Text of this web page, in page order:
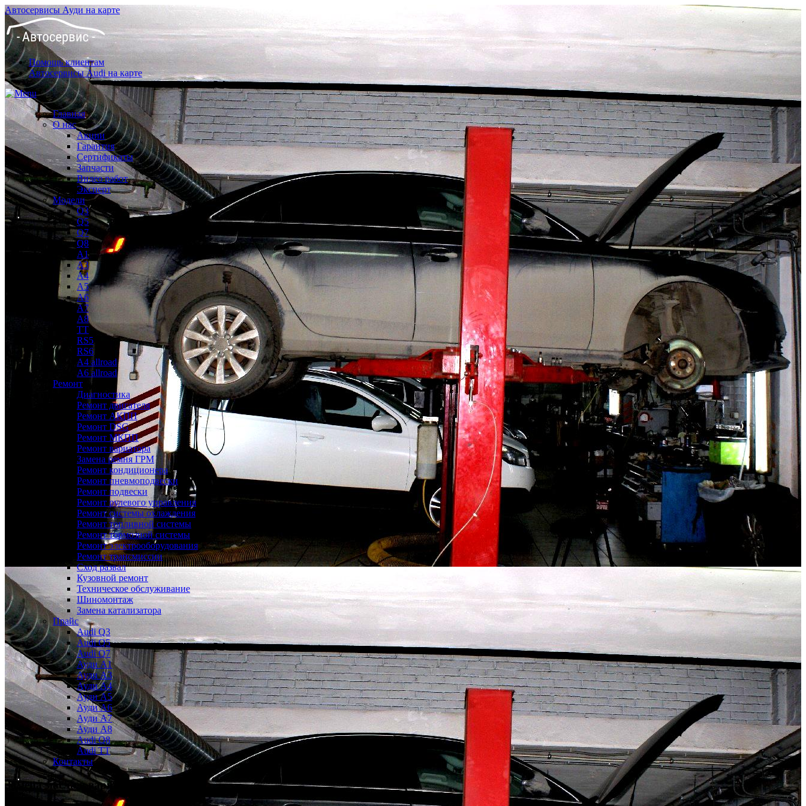
Автосервисы Ауди на карте
Помощь клиентам
Автосервисы Audi на карте
Главная
О нас
Акции
Гарантия
Сертификаты
Запчасти
Видео работ
Эксперт
Модели
Q3
Q5
Q7
Q8
A1
A3
A4
A5
A6
A7
A8
TT
RS5
RS6
A4 allroad
A6 allroad
Ремонт
Диагностика
Ремонт двигателя
Ремонт АКПП
Ремонт DSG
Ремонт МКПП
Ремонт вариатора
Замена ремня ГРМ
Ремонт кондиционера
Ремонт пневмоподвески
Ремонт подвески
Ремонт рулевого управления
Ремонт системы охлаждения
Ремонт топливной системы
Ремонт тормозной системы
Ремонт электрооборудования
Ремонт трансмиссии
Сход развал
Кузовной ремонт
Техническое обслуживание
Шиномонтаж
Замена катализатора
Прайс
Audi Q3
Audi Q5
Audi Q7
Ауди А1
Ауди А3
Ауди А4
Ауди A5
Ауди А6
Ауди А7
Ауди A8
Audi Q8
Audi TT
Контакты
Замена масла в вариаторе